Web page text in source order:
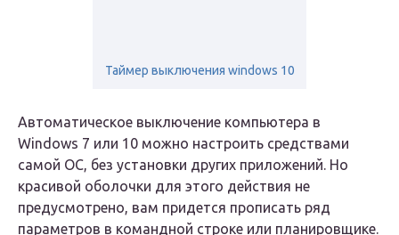
Таймер выключения windows 10
Автоматическое выключение компьютера в
Windows 7 или 10 можно настроить средствами
самой ОС, без установки других приложений. Но
красивой оболочки для этого действия не
предусмотрено, вам придется прописать ряд
параметров в командной строке или планировщике.